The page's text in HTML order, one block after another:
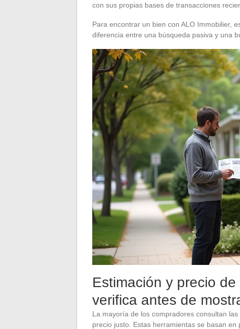
con sus propias bases de transacciones
Para encontrar un bien con ALO Immobilier,
diferencia entre una búsqueda pasiva y una
Estimación y precio
verifica antes de
La mayoría de los compradores consultan
precio justo. Estas herramientas se basan